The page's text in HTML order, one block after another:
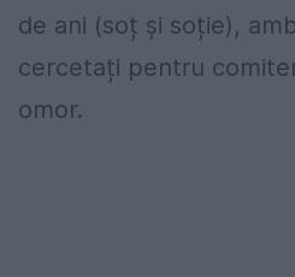
de ani (soț și soție),
cercetați pentru
omor.